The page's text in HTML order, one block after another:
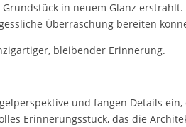
in neuem Glanz erstrahlt.
Überraschung bereiten
bleibender Erinnerung.
und fangen Details ein,
Erinnerungsstück, das die